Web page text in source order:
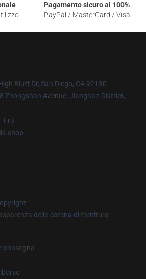
Pagamento sicuro al 100%
PayPal / MasterCard / Visa
Bluff Dr, San Diego, CA 92130
Zhongshan Avenue, Jianghan District,
Fri)
della catena di fornitura
consegna